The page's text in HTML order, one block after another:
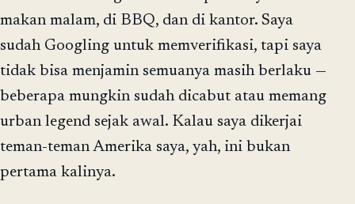
makan malam, di BBQ, dan di kantor. Saya
sudah Googling untuk memverifikasi, tapi saya
tidak bisa menjamin semuanya masih berlaku —
beberapa mungkin sudah dicabut atau memang
urban legend sejak awal. Kalau saya dikerjai
teman-teman Amerika saya, yah, ini bukan
pertama kalinya.